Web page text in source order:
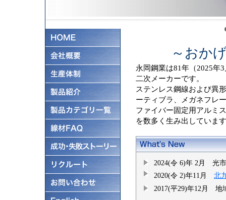
～おか
永岡鋼業は81年（2025年
二次メーカーです。
ステンレス鋼線および異
ーティブラ、メガネフレ
ファイバー固定用アルミ
を数多く生み出していま
2024(令 6)年 2月 光
2020(令 2)年11月 北
2017(平29)年12月 地